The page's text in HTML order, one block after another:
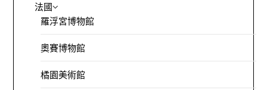
法國
羅浮宮博物館
奧賽博物館
橘園美術館